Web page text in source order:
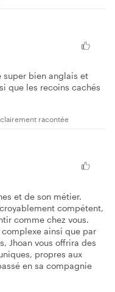
super bien anglais et
que les recoins cachés
racontée
et de son métier.
compétent,
comme chez vous.
ainsi que par
Jhoan vous offrira des
propres aux
en sa compagnie